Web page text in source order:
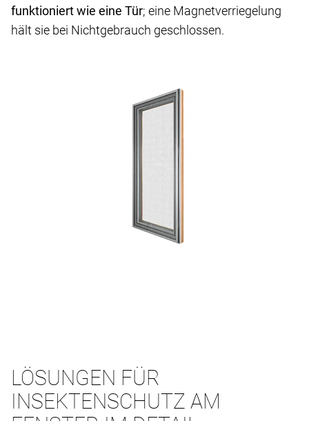
funktioniert wie eine Tür; eine Magnetverriegelung
hält sie bei Nichtgebrauch geschlossen.
LÖSUNGEN FÜR
INSEKTENSCHUTZ AM